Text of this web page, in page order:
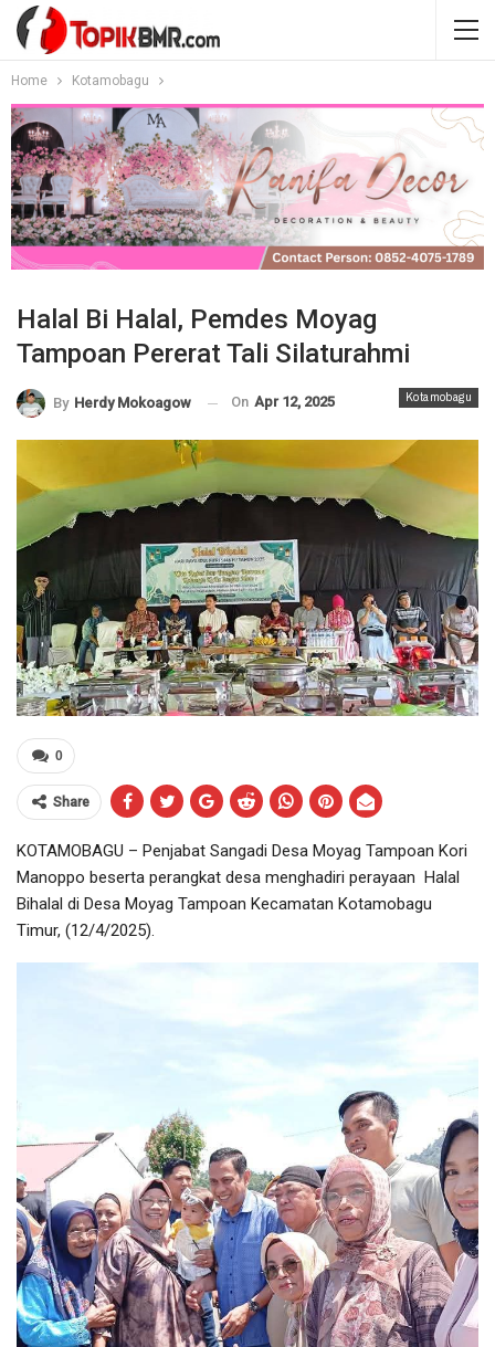
Home Kotamobagu
Halal Bi Halal, Pemdes Moyag
Tampoan Pererat Tali Silaturahmi
Kotamobagu
By Herdy Mokoagow On Apr 12, 2025
0
Share
KOTAMOBAGU – Penjabat Sangadi Desa Moyag Tampoan Kori
Manoppo beserta perangkat desa menghadiri perayaan Halal
Bihalal di Desa Moyag Tampoan Kecamatan Kotamobagu
Timur, (12/4/2025).